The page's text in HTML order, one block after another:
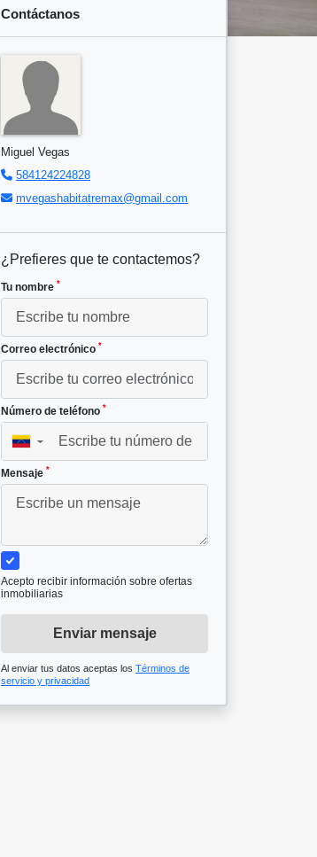
Contáctanos
Miguel Vegas
584124224828
mvegashabitatremax@gmail.com
¿Prefieres que te contactemos?
Tu nombre *
Correo electrónico *
Número de teléfono *
▼
Mensaje *
Acepto recibir información sobre ofertas
inmobiliarias
Enviar mensaje
Al enviar tus datos aceptas los Términos de
servicio y privacidad